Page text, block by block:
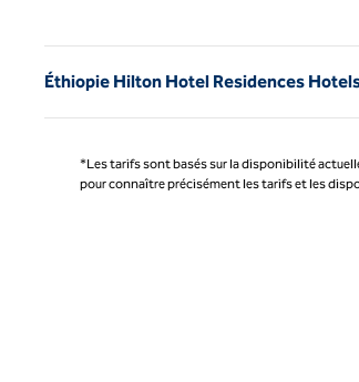
Éthiopie Hilton Hotel Residences
*Les tarifs sont basés sur la disponibilité
pour connaître précisément les tarifs et les